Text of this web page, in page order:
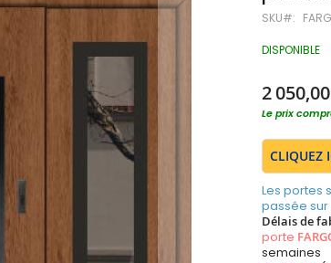
SKU
DISPONIBLE
2
Le prix
CLIQUEZ
Les portes
passée
Délais de
porte
semaines